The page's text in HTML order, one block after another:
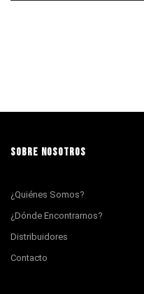
SOBRE NOSOTROS
¿Quiénes Somos?
¿Dónde Encontrarnos?
Distribuidores
Contacto